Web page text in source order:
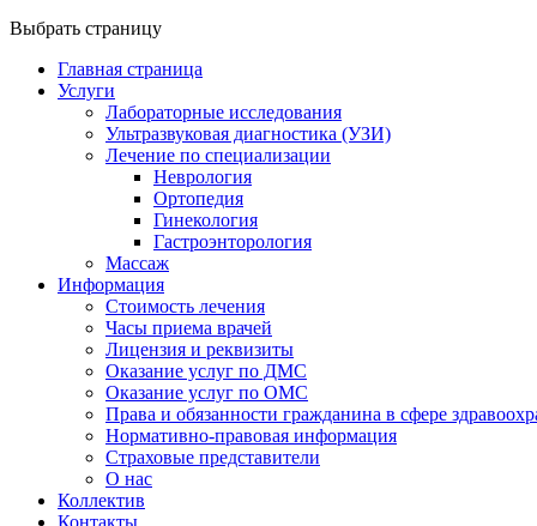
Выбрать страницу
Главная страница
Услуги
Лабораторные исследования
Ультразвуковая диагностика (УЗИ)
Лечение по специализации
Неврология
Ортопедия
Гинекология
Гастроэнторология
Массаж
Информация
Стоимость лечения
Часы приема врачей
Лицензия и реквизиты
Оказание услуг по ДМС
Оказание услуг по ОМС
Права и обязанности гражданина в сфере
Нормативно-правовая информация
Страховые представители
О нас
Коллектив
Контакты